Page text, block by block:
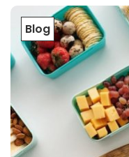
Blog